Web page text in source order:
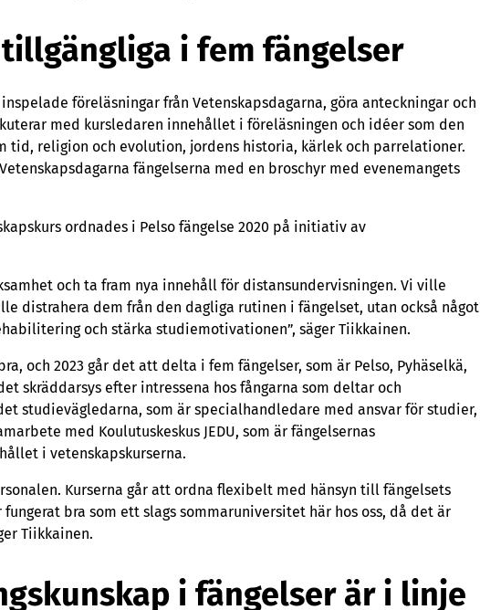
i fem fängelser
föreläsningar från Vetenskapsdagarna, göra anteckningar och
med kursledaren innehållet i föreläsningen och idéer som den
tid, religion och evolution, jordens historia, kärlek och parrelationer.
fängelserna med en broschyr med evenemangets
ordnades i Pelso fängelse 2020 på initiativ av
och ta fram nya innehåll för distansundervisningen. Vi ville
distrahera dem från den dagliga rutinen i fängelset, utan också något
och stärka studiemotivationen”, säger Tiikkainen.
och 2023 går det att delta i fem fängelser, som är Pelso, Pyhäselkä,
skräddarsys efter intressena hos fångarna som deltar och
studievägledarna, som är specialhandledare med ansvar för studier,
med Koulutuskeskus JEDU, som är fängelsernas
i vetenskapskurserna.
Kurserna går att ordna flexibelt med hänsyn till fängelsets
bra som ett slags sommaruniversitet här hos oss, då det är
Tiikkainen.
i fängelser är i linje